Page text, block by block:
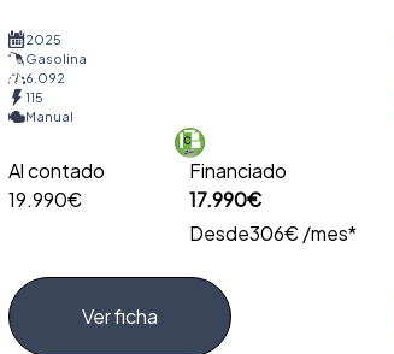
2025
Gasolina
6.092
115
Manual
Al contado
19.990€
Financiado
17.990€
Desde306€ /mes*
Ver ficha